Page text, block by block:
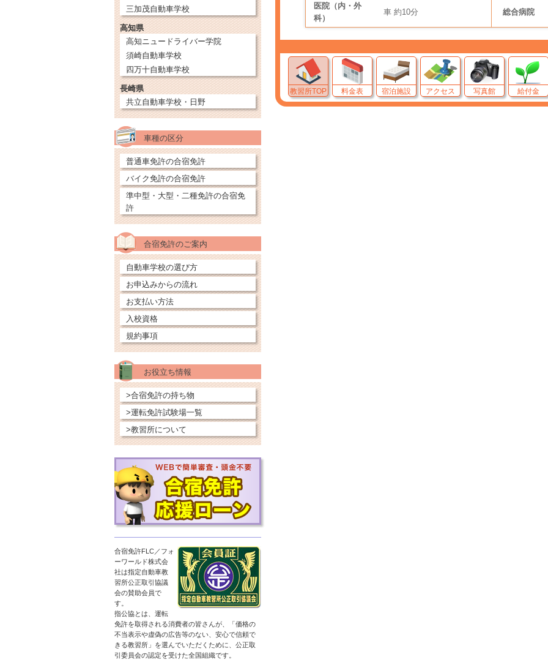
医院（内・外
科）
車 約10分 総合病院
教習所TOP 料金表 宿泊施設 アクセス 写真館 給付金
三加茂自動車学校
高知県
高知ニュードライバー学院
須崎自動車学校
四万十自動車学校
長崎県
共立自動車学校・日野
車種の区分
普通車免許の合宿免許
バイク免許の合宿免許
準中型・大型・二種免許の合宿免
許
合宿免許のご案内
自動車学校の選び方
お申込みからの流れ
お支払い方法
入校資格
規約事項
お役立ち情報
>合宿免許の持ち物
>運転免許試験場一覧
>教習所について
合宿免許FLC／フォ
ーワールド株式会
社は指定自動車教
習所公正取引協議
会の賛助会員で
す。
指公協とは、運転
免許を取得される消費者の皆さんが、「価格の
不当表示や虚偽の広告等のない、安心で信頼で
きる教習所」を選んでいただくために、公正取
引委員会の認定を受けた全国組織です。